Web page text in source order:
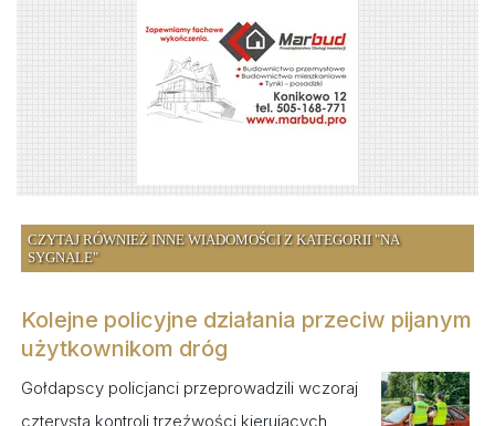
CZYTAJ RÓWNIEŻ INNE WIADOMOŚCI Z KATEGORII "NA
SYGNALE"
Kolejne policyjne działania przeciw pijanym
użytkownikom dróg
Gołdapscy policjanci przeprowadzili wczoraj
czterysta kontroli trzeźwości kierujących